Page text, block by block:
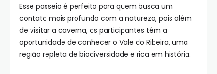
Esse passeio é perfeito para quem busca um
contato mais profundo com a natureza, pois além
de visitar a caverna, os participantes têm a
oportunidade de conhecer o Vale do Ribeira, uma
região repleta de biodiversidade e rica em história.